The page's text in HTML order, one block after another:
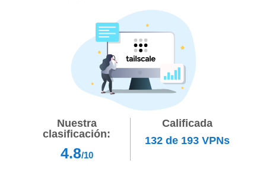
Nuestra
clasificación:
4.8/10
Calificada
132de 193 VPNs